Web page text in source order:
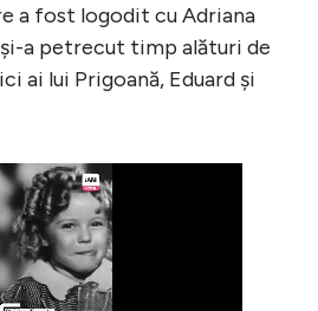
a fost logodit cu Adriana
și-a petrecut timp alături de
ai lui Prigoană, Eduard și